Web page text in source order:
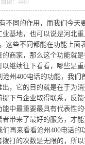
读： 4407
不同的作用，而我们今天
基地，也可以说是河北
这些不同都能在功能上面
商家，那么这个功能就
继续往下看看，哪些是
州400电话的功能，我们
，它的目的就是在于为消
下与企业取得联系，反
中最重要最具有代表性
带来了最好的服务，才
再来看看沧州400电话的
打的次数是无限的，所